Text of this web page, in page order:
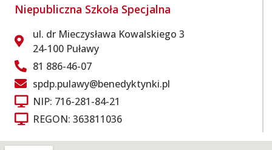
Niepubliczna Szkoła Specjalna
ul. dr Mieczysława Kowalskiego 3
24-100 Puławy
81 886-46-07
spdp.pulawy@benedyktynki.pl
NIP: 716-281-84-21
REGON: 363811036